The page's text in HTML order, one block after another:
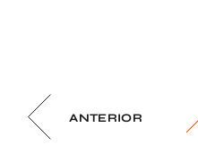
ANTERIOR